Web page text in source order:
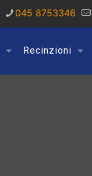
045 8753346
Recinzioni